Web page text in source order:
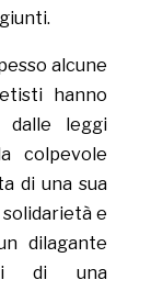
alcune
hanno
dalle leggi
colpevole
di una sua
e
dilagante
di una